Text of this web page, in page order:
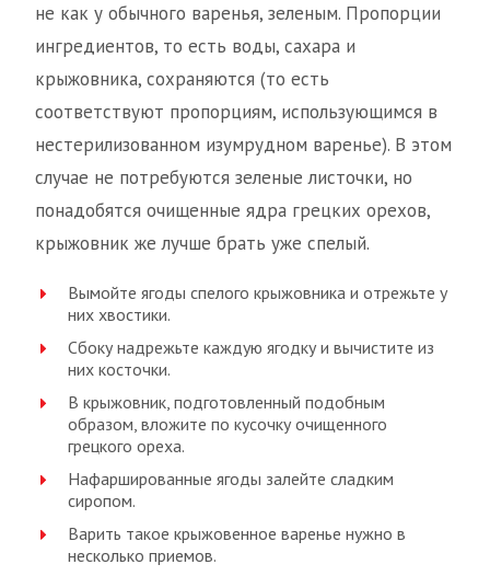
не как у обычного варенья, зеленым. Пропорции
ингредиентов, то есть воды, сахара и
крыжовника, сохраняются (то есть
соответствуют пропорциям, использующимся в
нестерилизованном изумрудном варенье). В этом
случае не потребуются зеленые листочки, но
понадобятся очищенные ядра грецких орехов,
крыжовник же лучше брать уже спелый.
Вымойте ягоды спелого крыжовника и отрежьте у
них хвостики.
Сбоку надрежьте каждую ягодку и вычистите из
них косточки.
В крыжовник, подготовленный подобным
образом, вложите по кусочку очищенного
грецкого ореха.
Нафаршированные ягоды залейте сладким
сиропом.
Варить такое крыжовенное варенье нужно в
несколько приемов.